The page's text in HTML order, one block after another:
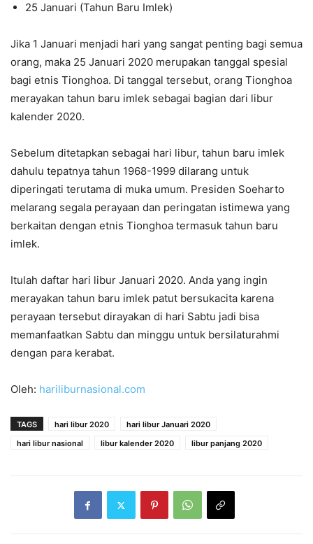
25 Januari (Tahun Baru Imlek)
Jika 1 Januari menjadi hari yang sangat penting bagi semua
orang, maka 25 Januari 2020 merupakan tanggal spesial
bagi etnis Tionghoa. Di tanggal tersebut, orang Tionghoa
merayakan tahun baru imlek sebagai bagian dari libur
kalender 2020.
Sebelum ditetapkan sebagai hari libur, tahun baru imlek
dahulu tepatnya tahun 1968-1999 dilarang untuk
diperingati terutama di muka umum. Presiden Soeharto
melarang segala perayaan dan peringatan istimewa yang
berkaitan dengan etnis Tionghoa termasuk tahun baru
imlek.
Itulah daftar hari libur Januari 2020. Anda yang ingin
merayakan tahun baru imlek patut bersukacita karena
perayaan tersebut dirayakan di hari Sabtu jadi bisa
memanfaatkan Sabtu dan minggu untuk bersilaturahmi
dengan para kerabat.
Oleh: hariliburnasional.com
TAGS hari libur 2020
hari libur Januari 2020
hari libur nasional
libur kalender 2020 libur panjang 2020